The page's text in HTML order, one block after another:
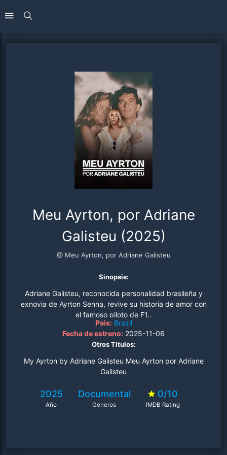
Meu Ayrton, por Adriane
Galisteu (2025)
@ Meu Ayrton, por Adriane Galisteu
Sinopsis:
Adriane Galisteu, reconocida personalidad brasileña y
exnovia de Ayrton Senna, revive su historia de amor con
el famoso piloto de F1..
Pais: Brazil
Fecha de estreno: 2025-11-06
Otros Titulos:
My Ayrton by Adriane Galisteu Meu Ayrton por Adriane
Galisteu
2025
Año
Documental
Generos
0/10
IMDB Rating